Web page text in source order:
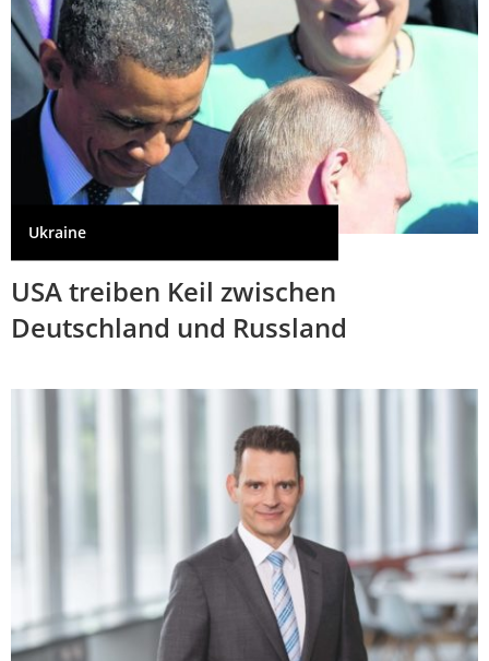
Ukraine
USA treiben Keil zwischen
Deutschland und Russland